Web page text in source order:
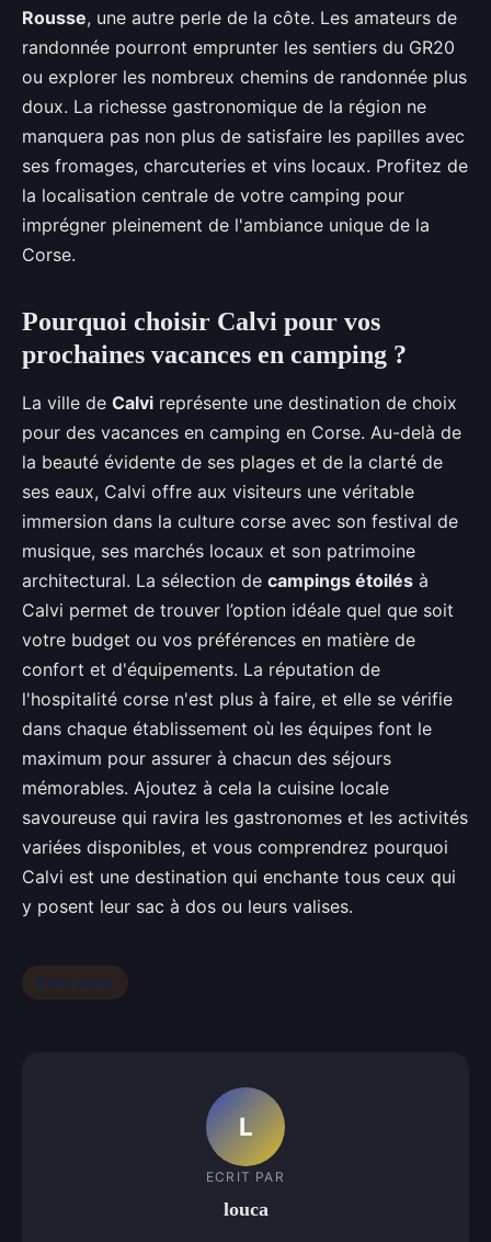
Rousse, une autre perle de la côte. Les amateurs de
randonnée pourront emprunter les sentiers du GR20
ou explorer les nombreux chemins de randonnée plus
doux. La richesse gastronomique de la région ne
manquera pas non plus de satisfaire les papilles avec
ses fromages, charcuteries et vins locaux. Profitez de
la localisation centrale de votre camping pour
imprégner pleinement de l'ambiance unique de la
Corse.
Pourquoi choisir Calvi pour vos
prochaines vacances en camping ?
La ville de Calvi représente une destination de choix
pour des vacances en camping en Corse. Au-delà de
la beauté évidente de ses plages et de la clarté de
ses eaux, Calvi offre aux visiteurs une véritable
immersion dans la culture corse avec son festival de
musique, ses marchés locaux et son patrimoine
architectural. La sélection de campings étoilés à
Calvi permet de trouver l’option idéale quel que soit
votre budget ou vos préférences en matière de
confort et d'équipements. La réputation de
l'hospitalité corse n'est plus à faire, et elle se vérifie
dans chaque établissement où les équipes font le
maximum pour assurer à chacun des séjours
mémorables. Ajoutez à cela la cuisine locale
savoureuse qui ravira les gastronomes et les activités
variées disponibles, et vous comprendrez pourquoi
Calvi est une destination qui enchante tous ceux qui
y posent leur sac à dos ou leurs valises.
Bons plans
L
ECRIT PAR
louca